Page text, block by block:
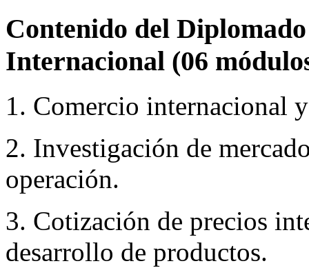
Contenido del
Internacional (06
1. Comercio internacional
2. Investigación de
operación.
3. Cotización de precios
desarrollo de productos.